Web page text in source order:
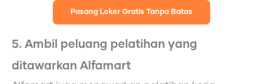
Pasang Loker Gratis Tanpa Batas
5. Ambil peluang pelatihan yang
ditawarkan Alfamart